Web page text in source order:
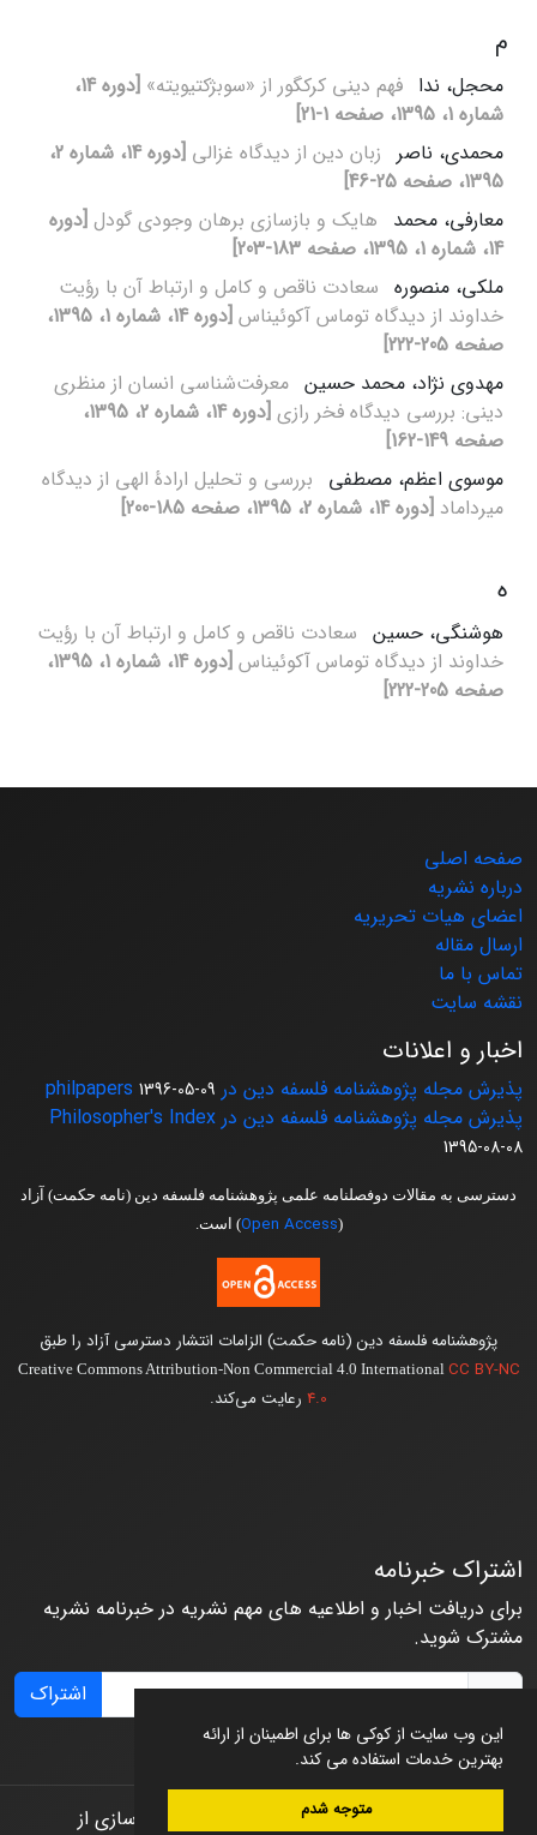
این وب سایت از کوکی ها برای اطمینان از ارائه
بهترین خدمات استفاده می کند.
متوجه شدم
م
محجل، ندا فهم دینی کرکگور از «سوبژکتیویته»
[دوره 14،
شماره 1، 1395، صفحه 1-21]
محمدی، ناصر زبان دین از دیدگاه غزالی
[دوره 14، شماره 2،
1395، صفحه 25-46]
معارفی، محمد هایک و بازسازی برهان وجودی گودل [دوره
14، شماره 1، 1395، صفحه 183-203]
ملکی، منصوره سعادت ناقص و کامل و ارتباط آن با رؤیت
خداوند از دیدگاه توماس آکوئیناس
[دوره 14، شماره 1، 1395،
صفحه 205-222]
مهدوی نژاد، محمد حسین معرفت‌شناسی انسان از منظری
دینی: بررسی دیدگاه فخر رازی
[دوره 14، شماره 2، 1395،
صفحه 149-162]
موسوی اعظم، مصطفی بررسی و تحلیل ارادهٔ الهی از دیدگاه
میرداماد [دوره 14، شماره 2، 1395، صفحه 185-200]
ه
هوشنگی، حسین سعادت ناقص و کامل و ارتباط آن با رؤیت
خداوند از دیدگاه توماس آکوئیناس
[دوره 14، شماره 1، 1395،
صفحه 205-222]
صفحه اصلی
درباره نشریه
اعضای هیات تحریریه
ارسال مقاله
تماس با ما
نقشه سایت
اخبار و اعلانات
پذیرش مجله پژوهشنامه فلسفه دین در philpapers 1396-05-09
پذیرش مجله پژوهشنامه فلسفه دین در Philosopher's Index
1395-08-08
دسترسی به مقالات دوفصلنامه علمی پژوهشنامه فلسفه دین (نامه حکمت) آزاد
(
Open Access) است.
پژوهشنامه فلسفه دین (نامه حکمت) الزامات انتشار دسترسی آزاد را طبق
Creative Commons Attribution-Non Commercial 4.0 International CC BY-NC
4.0 رعایت می‌کند.
اشتراک خبرنامه
برای دریافت اخبار و اطلاعیه های مهم نشریه در خبرنامه نشریه
مشترک شوید.
اشتراک
© سامانه مدیریت نشریات علمی.
طراحی و پیاده سازی از